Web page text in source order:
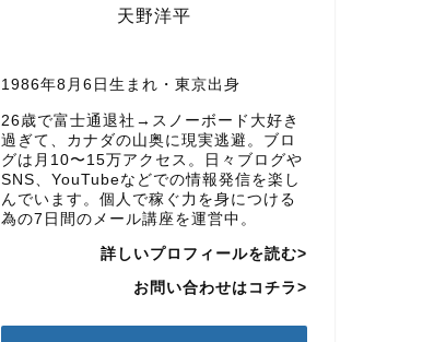
天野洋平
1986年8月6日生まれ・東京出身
26歳で富士通退社→スノーボード大好き
過ぎて、カナダの山奥に現実逃避。ブロ
グは月10〜15万アクセス。日々ブログや
SNS、YouTubeなどでの情報発信を楽し
んでいます。個人で稼ぐ力を身につける
為の7日間のメール講座を運営中。
詳しいプロフィールを読む>
お問い合わせはコチラ>